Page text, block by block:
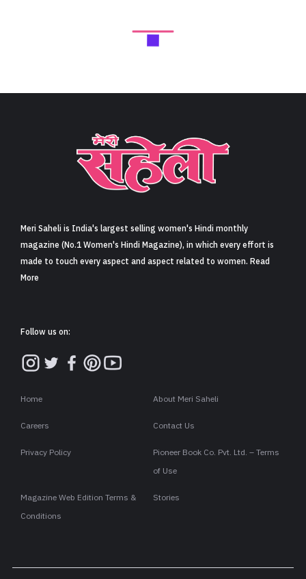
Meri Saheli is India's largest selling women's Hindi monthly
magazine (No.1 Women's Hindi Magazine), in which every effort is
made to touch every aspect and aspect related to women. Read
More
Follow us on:
Home About Meri Saheli
Careers Contact Us
Privacy Policy
Pioneer Book Co. Pvt. Ltd. – Terms
of Use
Magazine Web Edition Terms &
Conditions
Stories